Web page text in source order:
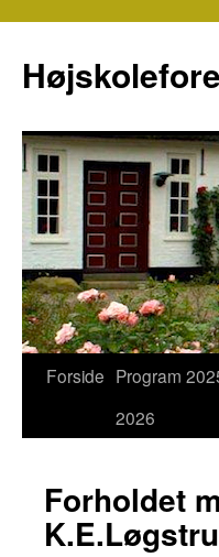
Hop
Forside Program
2026
Forholdet